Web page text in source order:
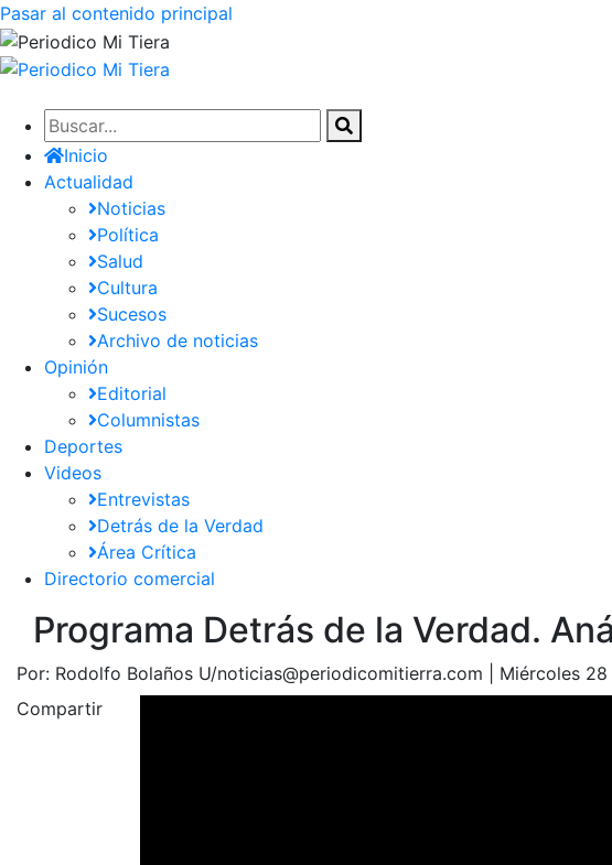
Pasar al contenido principal
Inicio
Actualidad
Noticias
Política
Salud
Cultura
Sucesos
Archivo de noticias
Opinión
Editorial
Columnistas
Deportes
Videos
Entrevistas
Detrás de la Verdad
Área Crítica
Directorio comercial
Programa Detrás de la Verdad.
Por: Rodolfo Bolaños U/noticias@periodicomitierra.com | Miércoles
Compartir